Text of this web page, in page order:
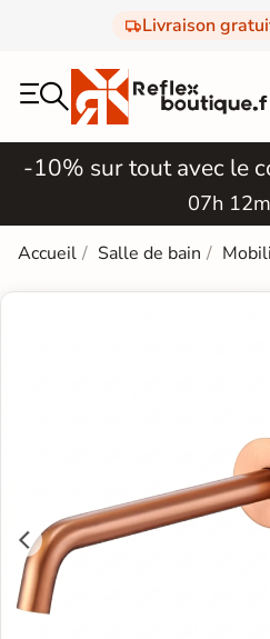
Livraison
-10% sur tout avec le
07h
Accueil Salle de bain